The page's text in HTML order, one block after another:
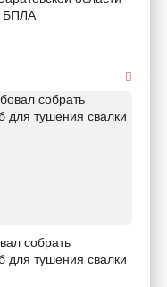
БПЛА
собрать
для тушения свалки